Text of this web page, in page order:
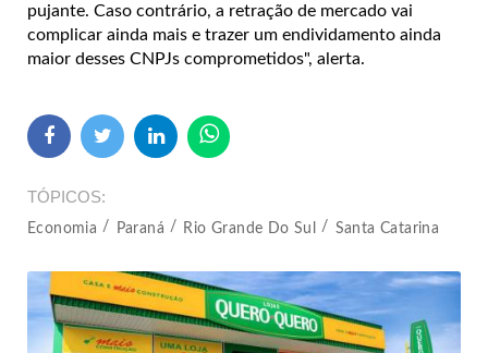
pujante. Caso contrário, a retração de mercado vai
complicar ainda mais e trazer um endividamento ainda
maior desses CNPJs comprometidos", alerta.
TÓPICOS
Economia Paraná Rio Grande Do Sul Santa Catarina